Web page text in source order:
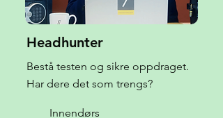
Headhunter
Bestå testen og sikre oppdraget.
Har dere det som trengs?
Innendørs